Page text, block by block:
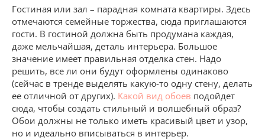
Гостиная или зал – парадная комната квартиры. Здесь
отмечаются семейные торжества, сюда приглашаются
гости. В гостиной должна быть продумана каждая,
даже мельчайшая, деталь интерьера. Большое
значение имеет правильная отделка стен. Надо
решить, все ли они будут оформлены одинаково
(сейчас в тренде выделять какую-то одну стену, делать
ее отличной от других). Какой вид обоев подойдет
сюда, чтобы создать стильный и волшебный образ?
Обои должны не только иметь красивый цвет и узор,
но и идеально вписываться в интерьер.